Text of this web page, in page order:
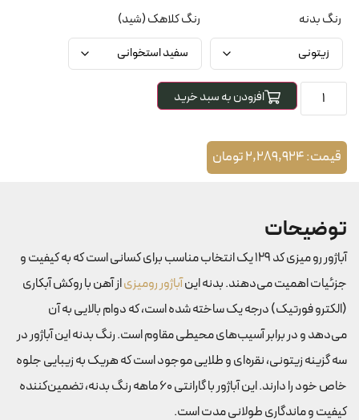
رنگ بدنه رنگ کلاهک (شید)
افزودن به سبد خرید
قیمت:2,289,924تومان
توضیحات
آباژور رو میزی کد 129 یک انتخاب مناسب برای کسانی است که به کیفیت و
جزئیات اهمیت می‌دهند. بدنه اینآباژور رومیزیاز آهن با روکش آبکاری
(الکترو فورتیک) درجه یک ساخته شده است، که دوام بالایی به آن
می‌دهد و در برابر آسیب‌های محیطی مقاوم است. رنگ بدنه این آباژور در
سه گزینه زیتونی، نقره‌ای و طلایی موجود است که هریک به زیبایی جلوه
خاص خود را دارند. این آباژور با گارانتی 60 ماهه رنگ بدنه، تضمین‌کننده
کیفیت و ماندگاری طولانی مدت است.